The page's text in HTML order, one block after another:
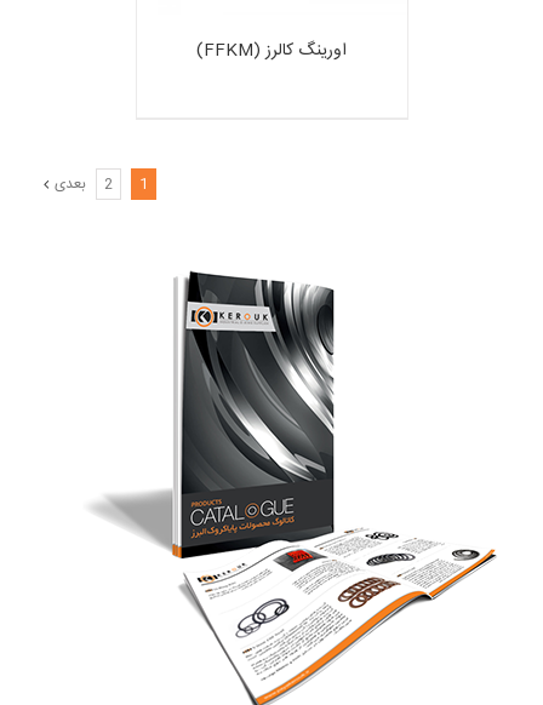
اورینگ کالرز (FFKM)
1
2 بعدی